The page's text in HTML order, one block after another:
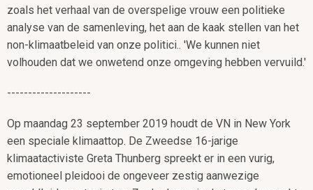
zoals het verhaal van de overspelige vrouw een politieke
analyse van de samenleving, het aan de kaak stellen van het
non-klimaatbeleid van onze politici.. 'We kunnen niet
volhouden dat we onwetend onze omgeving hebben vervuild.'
--------------------
Op maandag 23 september 2019 houdt de VN in New York
een speciale klimaattop. De Zweedse 16-jarige
klimaatactiviste Greta Thunberg spreekt er in een vurig,
emotioneel pleidooi de ongeveer zestig aanwezige